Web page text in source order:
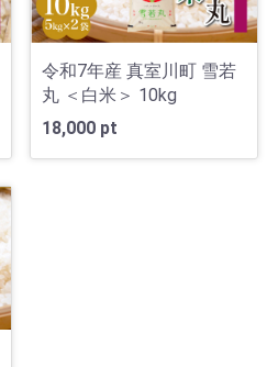
令和7年産 真室川町 雪若
丸 ＜白米＞ 10kg
18,000 pt